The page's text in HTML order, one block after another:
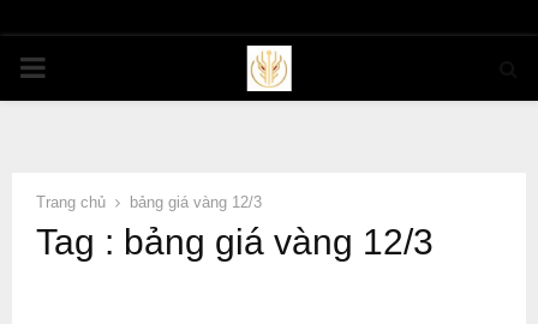
PRIMARY
Trang chủ bảng giá vàng 12/3
Tag : bảng giá vàng 12/3